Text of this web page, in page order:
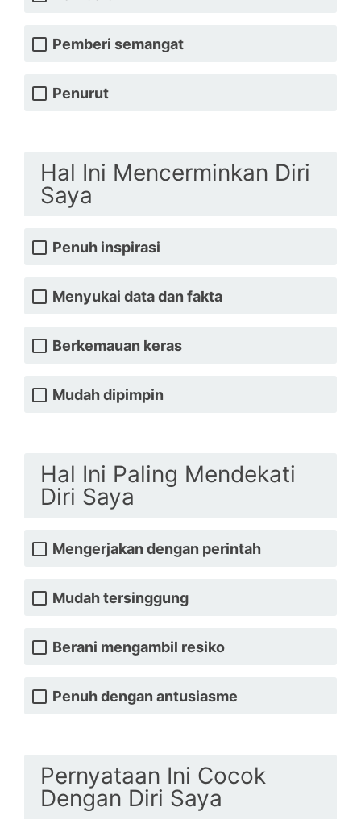
Pemberi semangat
Penurut
Hal Ini Mencerminkan Diri
Saya
Penuh inspirasi
Menyukai data dan fakta
Berkemauan keras
Mudah dipimpin
Hal Ini Paling Mendekati
Diri Saya
Mengerjakan dengan perintah
Mudah tersinggung
Berani mengambil resiko
Penuh dengan antusiasme
Pernyataan Ini Cocok
Dengan Diri Saya